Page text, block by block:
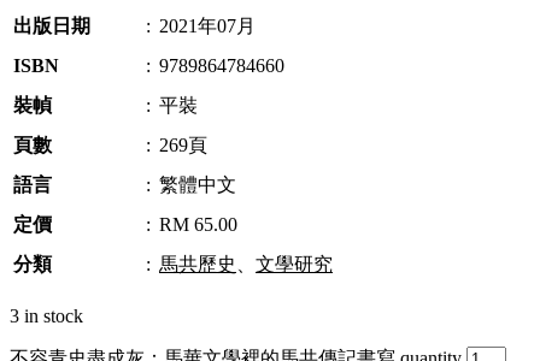
出版日期
: 2021年07月
ISBN
: 9789864784660
裝幀
: 平裝
頁數
: 269頁
語言
: 繁體中文
定價
: RM 65.00
分類
: 馬共歷史 文學研究
3 in stock